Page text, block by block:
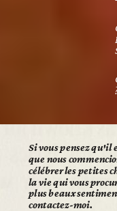
Si vous pensez qu'il
que nous
célébrer les petites
la vie qui vous
plus beaux
contactez-moi.